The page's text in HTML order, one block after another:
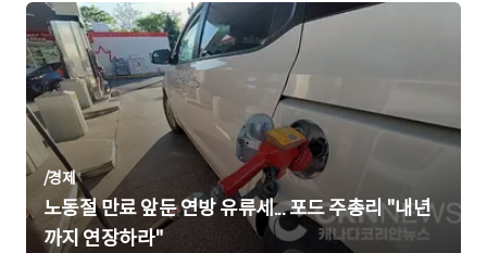
/경제
노동절 만료 앞둔 연방 유류세... 포드 주총리 "내년
까지 연장하라"